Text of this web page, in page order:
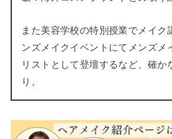
また美容学校の特別授業でメイク
ンズメイクイベントにてメンズメ
リストとして登壇するなど、確か
り。